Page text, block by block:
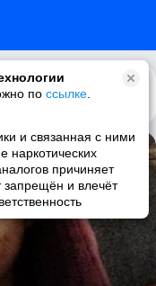
по ссылке
и связанная с ними
наркотических
причиняет
запрещён и влечёт
Kent)